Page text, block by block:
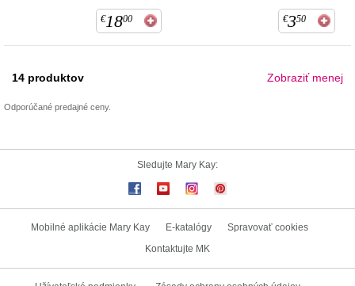
€1800 €350
14 produktov Zobraziť menej
Odporúčané predajné ceny.
Sledujte Mary Kay:
Mobilné aplikácie Mary Kay E-katalógy
Spravovať cookies
Kontaktujte MK